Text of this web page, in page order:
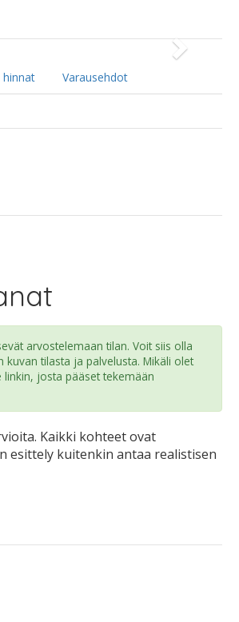
Next
hinnat Varausehdot
arvostelemaan tilan. Voit siis olla
tilasta ja palvelusta. Mikäli olet
josta pääset tekemään
Kaikki kohteet ovat
esittely kuitenkin antaa realistisen